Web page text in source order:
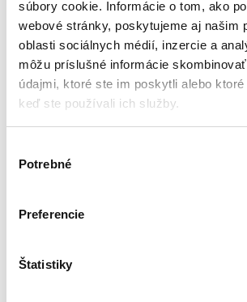
súbory cookie. Informácie o tom, ako
webové stránky, poskytujeme aj našim
oblasti sociálnych médií, inzercie a
môžu príslušné informácie
údajmi, ktoré ste im poskytli alebo
keď ste používali ich služby.
súhlasu
Potrebné
Preferencie
Štatistiky